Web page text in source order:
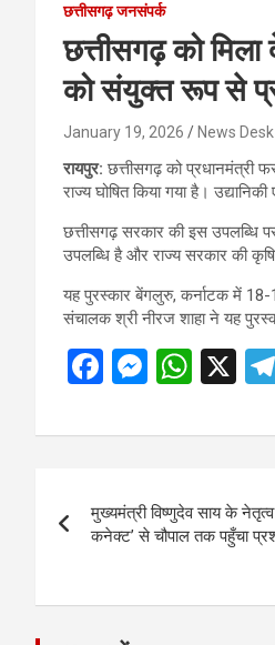
छत्तीसगढ़ जनसंपर्क
छत्तीसगढ़ को मिला
को संयुक्त रूप से
January 19, 2026 News Desk
रायपुर:छत्तीसगढ़ को प्रधानमंत्री
राज्य घोषित किया गया है।
छत्तीसगढ़ सरकार की इस उपलब्धि
उपलब्धि है और राज्य सरकार की कृषि
यह पुरस्कार बेंगलुरु, कर्नाटक में 18-
संचालक श्री नीरज शाहा ने यह
F
ce
o
o
M
se
g
er
W
at
A
p
X
navigation
मुख्यमंत्री विष्णुदेव साय के
कनेक्ट’ से चौपाल तक पहुँचा